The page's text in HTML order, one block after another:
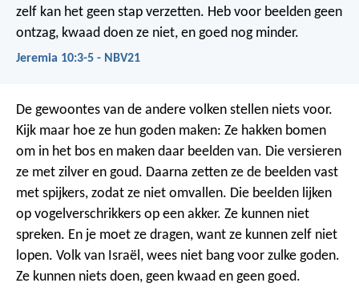
zelf kan het geen stap verzetten. Heb voor beelden geen
ontzag, kwaad doen ze niet, en goed nog minder.
Jeremia 10:3-5 - NBV21
De gewoontes van de andere volken stellen niets voor.
Kijk maar hoe ze hun goden maken: Ze hakken bomen
om in het bos en maken daar beelden van. Die versieren
ze met zilver en goud. Daarna zetten ze de beelden vast
met spijkers, zodat ze niet omvallen. Die beelden lijken
op vogelverschrikkers op een akker. Ze kunnen niet
spreken. En je moet ze dragen, want ze kunnen zelf niet
lopen. Volk van Israël, wees niet bang voor zulke goden.
Ze kunnen niets doen, geen kwaad en geen goed.